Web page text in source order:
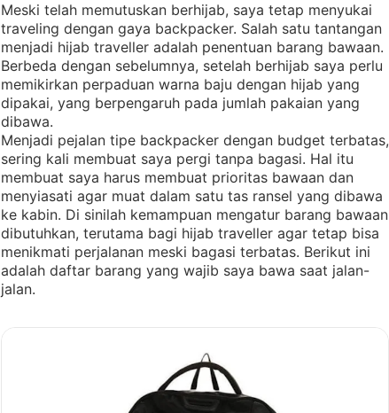
Meski telah memutuskan berhijab, saya tetap menyukai
traveling dengan gaya backpacker. Salah satu tantangan
menjadi hijab traveller adalah penentuan barang bawaan.
Berbeda dengan sebelumnya, setelah berhijab saya perlu
memikirkan perpaduan warna baju dengan hijab yang
dipakai, yang berpengaruh pada jumlah pakaian yang
dibawa.
Menjadi pejalan tipe backpacker dengan budget terbatas,
sering kali membuat saya pergi tanpa bagasi. Hal itu
membuat saya harus membuat prioritas bawaan dan
menyiasati agar muat dalam satu tas ransel yang dibawa
ke kabin. Di sinilah kemampuan mengatur barang bawaan
dibutuhkan, terutama bagi hijab traveller agar tetap bisa
menikmati perjalanan meski bagasi terbatas. Berikut ini
adalah daftar barang yang wajib saya bawa saat jalan-
jalan.